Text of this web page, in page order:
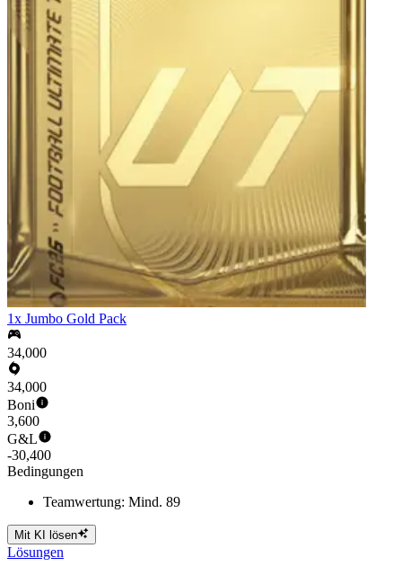
1x Jumbo Gold Pack
34,000
34,000
Boni
3,600
G&L
-30,400
Bedingungen
Teamwertung: Mind. 89
Mit KI lösen
Lösungen